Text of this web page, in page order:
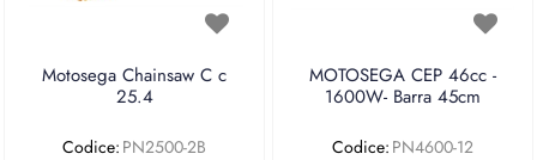
Motosega Chainsaw C c
25.4
Codice: PN2500-2B
MOTOSEGA CEP 46cc -
1600W- Barra 45cm
Codice: PN4600-12